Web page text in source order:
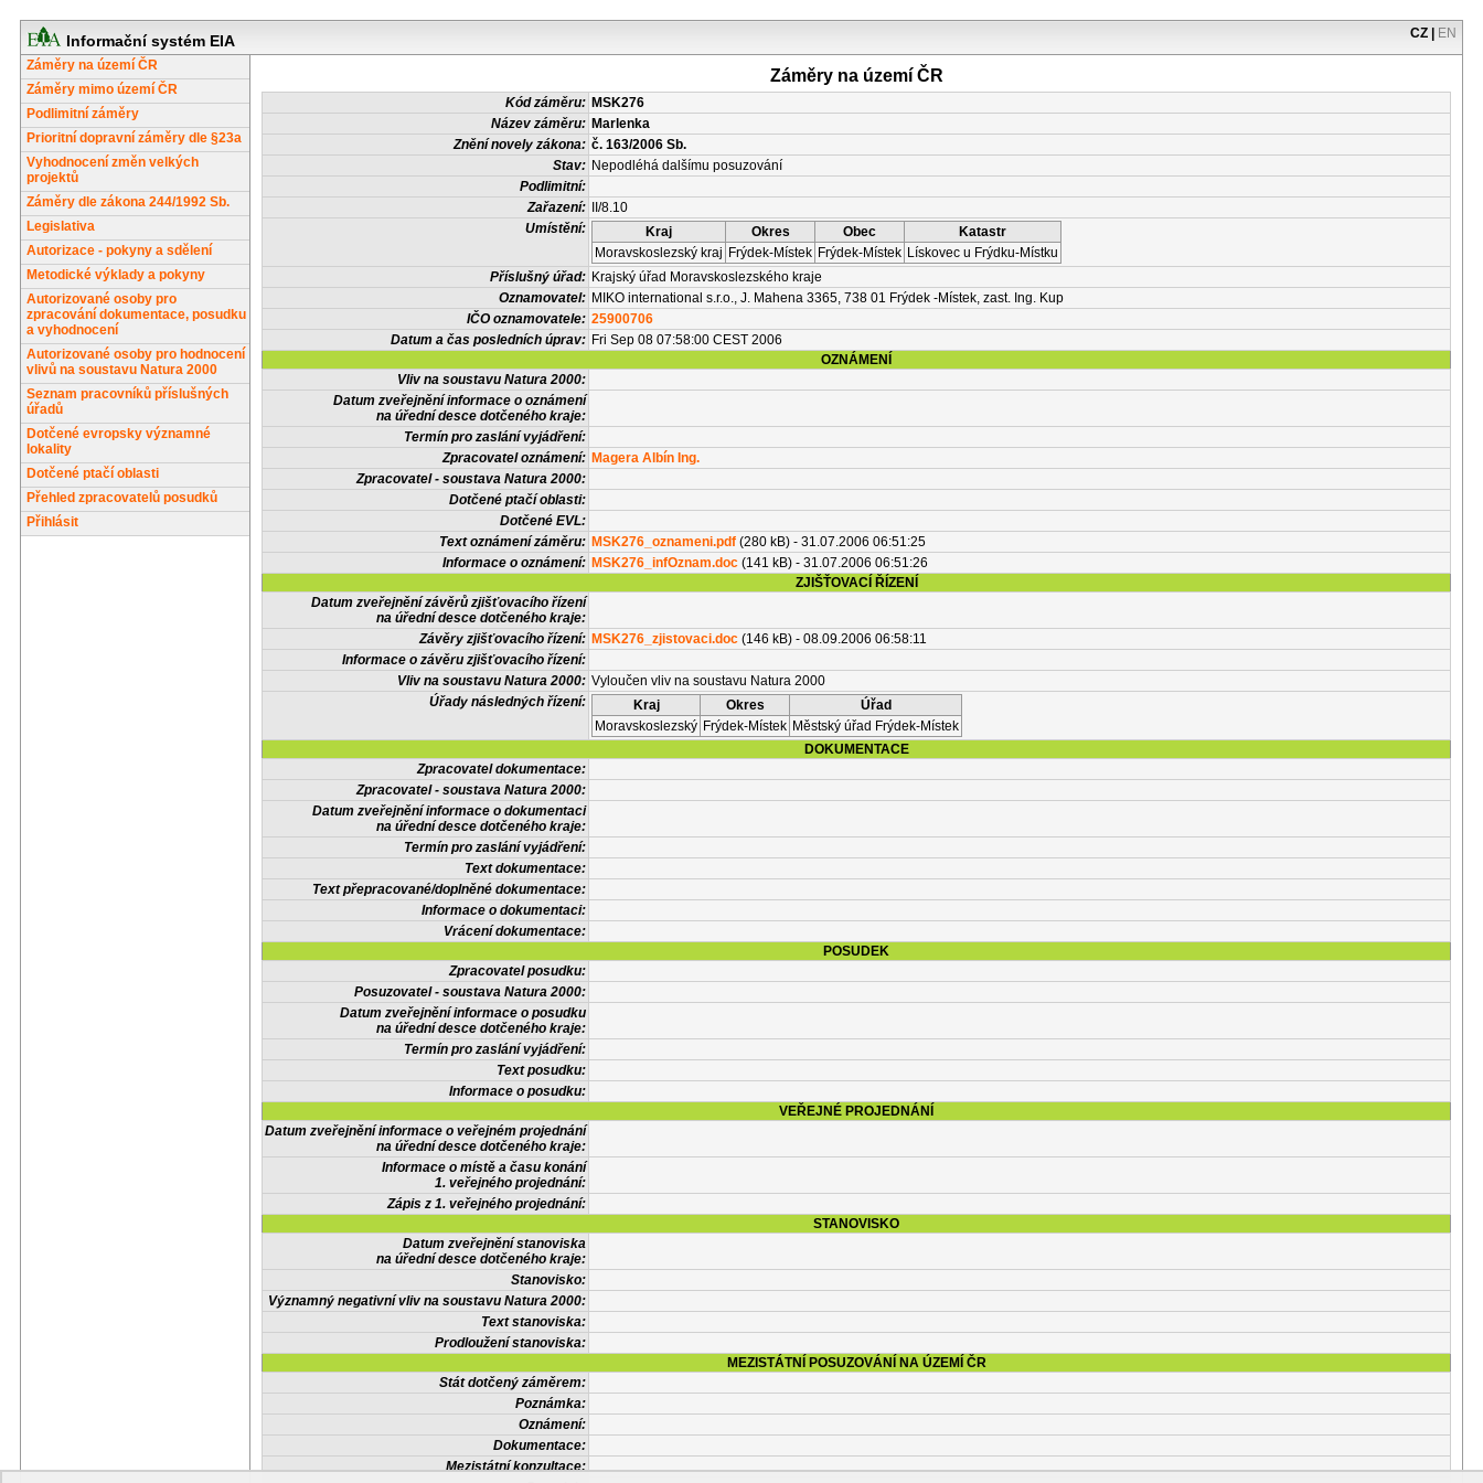
Informační systém EIA CZ EN
Záměry na území ČR
Záměry mimo území ČR
Podlimitní záměry
Prioritní dopravní záměry dle §23a
Vyhodnocení změn velkých
projektů
Záměry dle zákona 244/1992 Sb.
Legislativa
Autorizace - pokyny a sdělení
Metodické výklady a pokyny
Autorizované osoby pro
zpracování dokumentace, posudku
a vyhodnocení
Autorizované osoby pro hodnocení
vlivů na soustavu Natura 2000
Seznam pracovníků příslušných
úřadů
Dotčené evropsky významné
lokality
Dotčené ptačí oblasti
Přehled zpracovatelů posudků
Přihlásit
Záměry na území ČR
Kód záměru: MSK276
Název záměru: Marlenka
Znění novely zákona: č. 163/2006 Sb.
Stav: Nepodléhá dalšímu posuzování
Podlimitní:
Zařazení:
II/8.10
Umístění:
Kraj Okres Obec
Katastr
Moravskoslezský kraj Frýdek-Místek Frýdek-Místek Lískovec u Frýdku-Místku
Příslušný úřad: Krajský úřad Moravskoslezského kraje
Oznamovatel: MIKO international s.r.o., J. Mahena 3365, 738 01 Frýdek -Místek, zast. Ing. Kup
IČO oznamovatele: 25900706
Datum a čas posledních úprav: Fri Sep 08 07:58:00 CEST 2006
OZNÁMENÍ
Vliv na soustavu Natura 2000:
Datum zveřejnění informace o oznámení
na úřední desce dotčeného kraje:
Termín pro zaslání vyjádření:
Zpracovatel oznámení: Magera Albín Ing.
Zpracovatel - soustava Natura 2000:
Dotčené ptačí oblasti:
Dotčené EVL:
Text oznámení záměru: MSK276_oznameni.pdf (280 kB) - 31.07.2006 06:51:25
Informace o oznámení: MSK276_infOznam.doc (141 kB) - 31.07.2006 06:51:26
ZJIŠŤOVACÍ ŘÍZENÍ
Datum zveřejnění závěrů zjišťovacího řízení
na úřední desce dotčeného kraje:
Závěry zjišťovacího řízení: MSK276_zjistovaci.doc (146 kB) - 08.09.2006 06:58:11
Informace o závěru zjišťovacího řízení:
Vliv na soustavu Natura 2000: Vyloučen vliv na soustavu Natura 2000
Úřady následných řízení:
Kraj Okres
Úřad
Moravskoslezský Frýdek-Místek Městský úřad Frýdek-Místek
DOKUMENTACE
Zpracovatel dokumentace:
Zpracovatel - soustava Natura 2000:
Datum zveřejnění informace o dokumentaci
na úřední desce dotčeného kraje:
Termín pro zaslání vyjádření:
Text dokumentace:
Text přepracované/doplněné dokumentace:
Informace o dokumentaci:
Vrácení dokumentace:
POSUDEK
Zpracovatel posudku:
Posuzovatel - soustava Natura 2000:
Datum zveřejnění informace o posudku
na úřední desce dotčeného kraje:
Termín pro zaslání vyjádření:
Text posudku:
Informace o posudku:
VEŘEJNÉ PROJEDNÁNÍ
Datum zveřejnění informace o veřejném projednání
na úřední desce dotčeného kraje:
Informace o místě a času konání
1. veřejného projednání:
Zápis z 1. veřejného projednání:
STANOVISKO
Datum zveřejnění stanoviska
na úřední desce dotčeného kraje:
Stanovisko:
Významný negativní vliv na soustavu Natura 2000:
Text stanoviska:
Prodloužení stanoviska:
MEZISTÁTNÍ POSUZOVÁNÍ NA ÚZEMÍ ČR
Stát dotčený záměrem:
Poznámka:
Oznámení:
Dokumentace:
Mezistátní konzultace: